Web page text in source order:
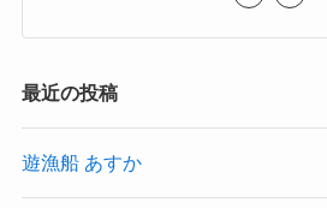
最近の投稿
遊漁船 あすか